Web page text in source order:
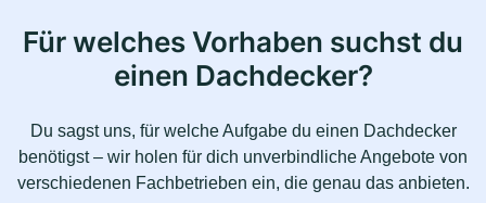
Für welches Vorhaben suchst du
einen Dachdecker?
Du sagst uns, für welche Aufgabe du einen Dachdecker
benötigst – wir holen für dich unverbindliche Angebote von
verschiedenen Fachbetrieben ein, die genau das anbieten.